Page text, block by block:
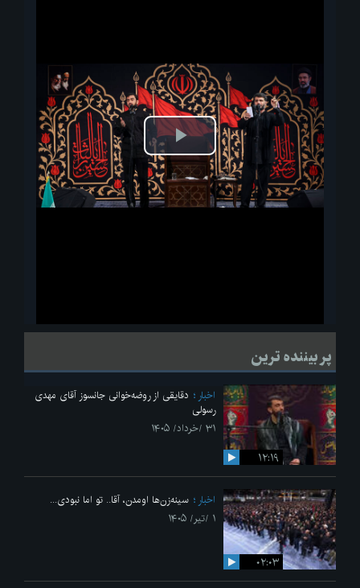
پخش
ویدیو
لحظاتی از قرائت زیارت اربعین امام حسین(ع) در مراسم عزاداری هیئات
پر بیننده ترین
۱۲:۱۹
اخبار
دقایقی از روضه‌خوانی جانسوز آقای مهدی
رسولی
۳۱ /خرداد/ ۱۴۰۵
۰۲:۰۳
اخبار
سینه‌زن‌ها اومدن،‌ آقا.. تو اما نبودی...
۱ /تیر/ ۱۴۰۵